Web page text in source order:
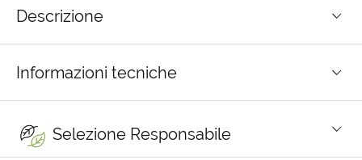
Descrizione
Informazioni tecniche
Selezione Responsabile